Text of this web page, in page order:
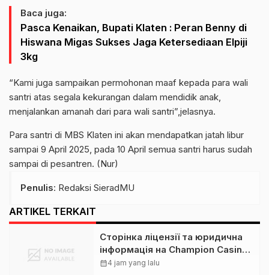
Baca juga:
Pasca Kenaikan, Bupati Klaten : Peran Benny di
Hiswana Migas Sukses Jaga Ketersediaan Elpiji
3kg
“Kami juga sampaikan permohonan maaf kepada para wali
santri atas segala kekurangan dalam mendidik anak,
menjalankan amanah dari para wali santri”,jelasnya.
Para santri di MBS Klaten ini akan mendapatkan jatah libur
sampai 9 April 2025, pada 10 April semua santri harus sudah
sampai di pesantren. (Nur)
Penulis: Redaksi SieradMU
ARTIKEL TERKAIT
Сторінка ліцензії та юридична
інформація на Champion Casino:
розбір для українських гравців
calendar_month4 jam yang lalu